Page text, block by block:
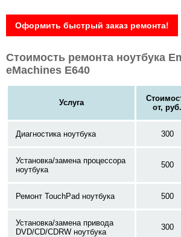
Оформить быстрый заказ ремонта!
Стоимость ремонта ноутбука
eMachines E640
Услуга
от, руб.
Диагностика ноутбука 300
Установка/замена процессора
ноутбука
500
Ремонт TouchPad ноутбука 500
Установка/замена привода
DVD/CD/CDRW ноутбука
300